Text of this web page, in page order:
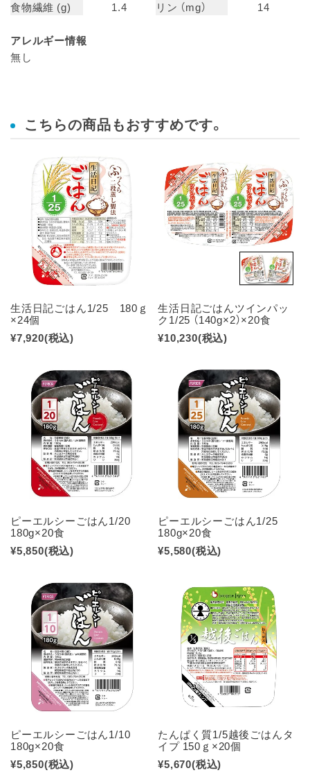
食物繊維 (g) 1.4 リン （mg） 14
アレルギー情報
無し
こちらの商品もおすすめです。
生活日記ごはん1/25 180ｇ
×24個
¥7,920(税込)
生活日記ごはんツインパッ
ク1/25 （140g×2）×20食
¥10,230(税込)
ピーエルシーごはん1/20
180g×20食
¥5,850(税込)
ピーエルシーごはん1/25
180g×20食
¥5,580(税込)
ピーエルシーごはん1/10
180g×20食
¥5,850(税込)
たんぱく質1/5越後ごはんタ
イプ 150ｇ×20個
¥5,670(税込)